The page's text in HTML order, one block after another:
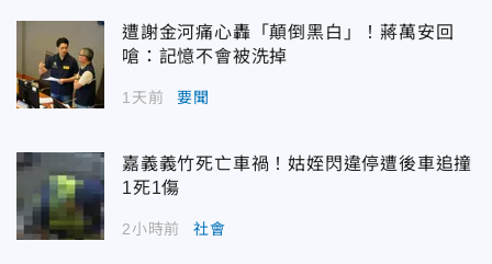
遭謝金河痛心轟「顛倒黑白」！蔣萬安回
嗆：記憶不會被洗掉
1天前 要聞
嘉義義竹死亡車禍！姑姪閃違停遭後車追撞
1死1傷
2小時前 社會